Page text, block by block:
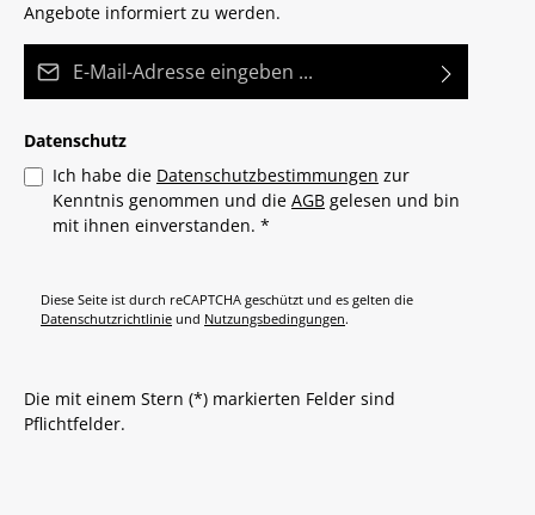
Angebote informiert zu werden.
Datenschutz
Ich habe die Datenschutzbestimmungen zur
Kenntnis genommen und die AGB gelesen und bin
mit ihnen einverstanden. *
Diese Seite ist durch reCAPTCHA geschützt und es gelten die
Datenschutzrichtlinie und Nutzungsbedingungen.
Die mit einem Stern (*) markierten Felder sind
Pflichtfelder.